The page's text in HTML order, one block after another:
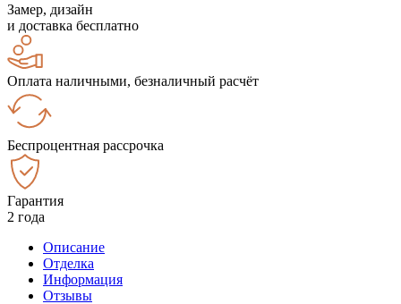
Замер, дизайн
и доставка бесплатно
Оплата наличными, безналичный расчёт
Беспроцентная рассрочка
Гарантия
2 года
Описание
Отделка
Информация
Отзывы